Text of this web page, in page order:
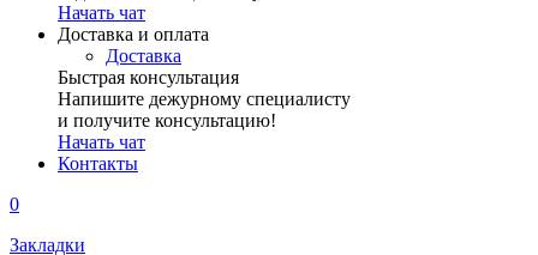
Начать чат
Доставка и оплата
Доставка
Быстрая консультация
Напишите дежурному специалисту
и получите консультацию!
Начать чат
Контакты
0
Закладки